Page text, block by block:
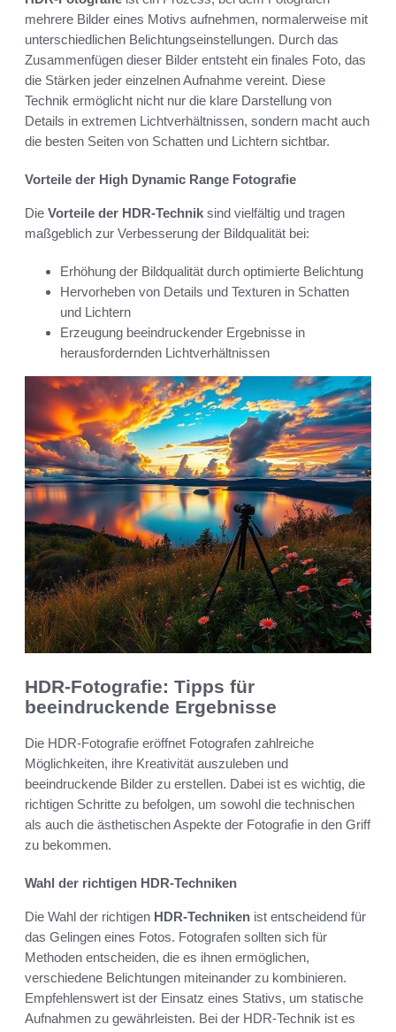
mehrere Bilder eines Motivs aufnehmen, normalerweise mit
unterschiedlichen Belichtungseinstellungen. Durch das
Zusammenfügen dieser Bilder entsteht ein finales Foto, das
die Stärken jeder einzelnen Aufnahme vereint. Diese
Technik ermöglicht nicht nur die klare Darstellung von
Details in extremen Lichtverhältnissen, sondern macht auch
die besten Seiten von Schatten und Lichtern sichtbar.
Vorteile der High Dynamic Range Fotografie
Die Vorteile der HDR-Technik sind vielfältig und tragen
maßgeblich zur Verbesserung der Bildqualität bei:
Erhöhung der Bildqualität durch optimierte Belichtung
Hervorheben von Details und Texturen in Schatten
und Lichtern
Erzeugung beeindruckender Ergebnisse in
herausfordernden Lichtverhältnissen
HDR-Fotografie: Tipps für
beeindruckende Ergebnisse
Die HDR-Fotografie eröffnet Fotografen zahlreiche
Möglichkeiten, ihre Kreativität auszuleben und
beeindruckende Bilder zu erstellen. Dabei ist es wichtig, die
richtigen Schritte zu befolgen, um sowohl die technischen
als auch die ästhetischen Aspekte der Fotografie in den Griff
zu bekommen.
Wahl der richtigen HDR-Techniken
Die Wahl der richtigen HDR-Techniken ist entscheidend für
das Gelingen eines Fotos. Fotografen sollten sich für
Methoden entscheiden, die es ihnen ermöglichen,
verschiedene Belichtungen miteinander zu kombinieren.
Empfehlenswert ist der Einsatz eines Stativs, um statische
Aufnahmen zu gewährleisten. Bei der HDR-Technik ist es